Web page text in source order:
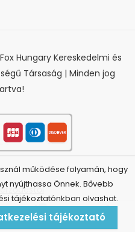
Hungary Kereskedelmi és
Társaság | Minden jog
Kosár Fiók
működése folyamán, hogy
nyújthassa Önnek. Bővebb
tájékoztatónkban olvashat.
tájékoztató